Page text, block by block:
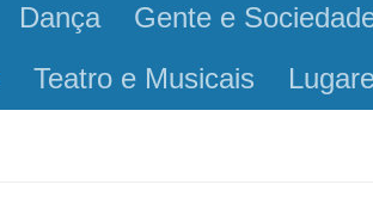
Dança Gente e
Teatro e Musicais